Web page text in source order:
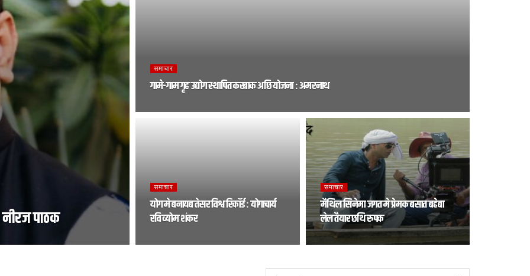
पाठक
समाचार
गामे-गाम गृह उद्योग स्थापित करबाक अछि योजना : अमरनाथ
समाचार
योग मे बनायब तेसर विश्व रिकॉर्ड : योगाचार्य
रवि व्योम शंकर
समाचार
मैथिल सिनेमा जगत मे प्रेमक बसात बहेबा
लेल तैयार छथि रुपक